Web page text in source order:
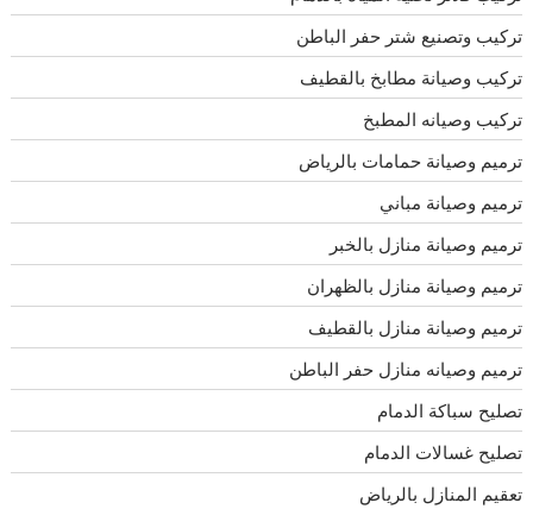
تركيب وتصنيع شتر حفر الباطن
تركيب وصيانة مطابخ بالقطيف
تركيب وصيانه المطبخ
ترميم وصيانة حمامات بالرياض
ترميم وصيانة مباني
ترميم وصيانة منازل بالخبر
ترميم وصيانة منازل بالظهران
ترميم وصيانة منازل بالقطيف
ترميم وصيانه منازل حفر الباطن
تصليح سباكة الدمام
تصليح غسالات الدمام
تعقيم المنازل بالرياض